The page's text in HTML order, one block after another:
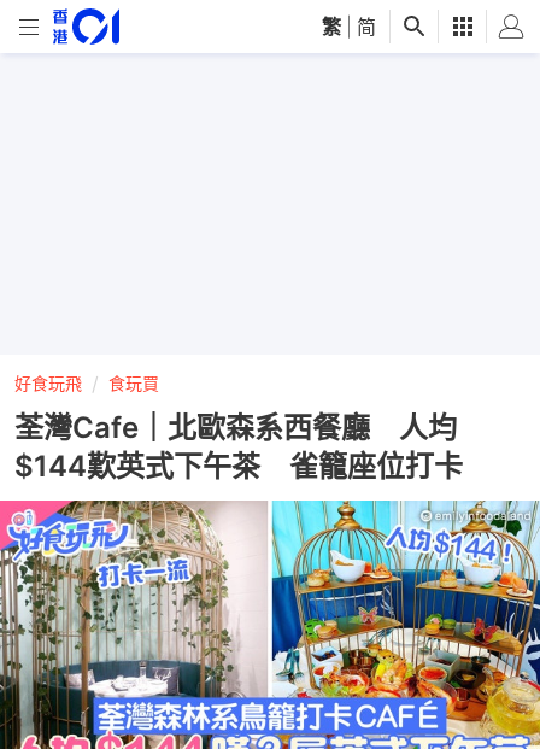
繁 简
好食玩飛 食玩買
荃灣Cafe｜北歐森系西餐廳 人均
$144歎英式下午茶 雀籠座位打卡